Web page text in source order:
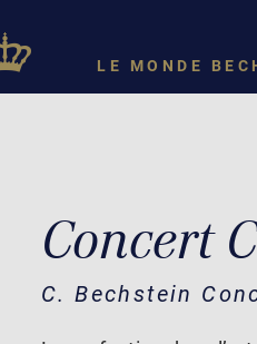
LE MONDE
Concert
C. Bechstein